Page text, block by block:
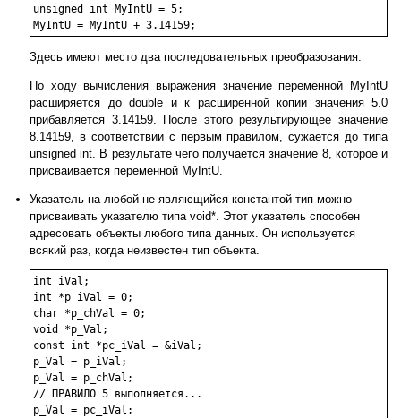
unsigned int MyIntU = 5;
Здесь имеют место два последовательных преобразования:
По ходу вычисления выражения значение переменной MyIntU
расширяется до double и к расширенной копии значения 5.0
прибавляется 3.14159. После этого результирующее значение
8.14159, в соответствии с первым правилом, сужается до типа
unsigned int. В результате чего получается значение 8, которое и
присваивается переменной MyIntU.
Указатель на любой не являющийся константой тип можно
присваивать указателю типа void*. Этот указатель способен
адресовать объекты любого типа данных. Он используется
всякий раз, когда неизвестен тип объекта.
int iVal;
int *p_iVal = 0;
char *p_chVal = 0;
void *p_Val;
const int *pc_iVal = &iVal;
p_Val = p_iVal;
p_Val = p_chVal;
// ПРАВИЛО 5 выполняется...
p_Val = pc_iVal;